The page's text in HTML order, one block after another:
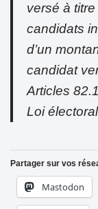
versé à
candidats
d’un
candidat
Articles
Loi
Partager sur vos
Mastodon